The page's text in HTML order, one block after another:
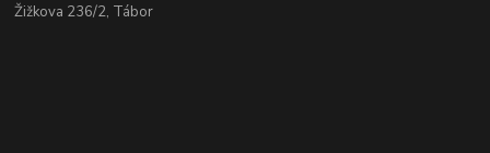
Žižkova 236/2, Tábor